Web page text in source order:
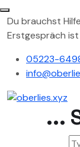
Du brauchst
Erstgespräch
05223-
...